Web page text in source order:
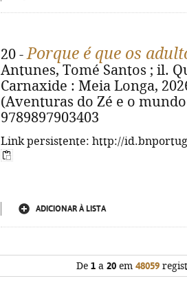
20 -Porque é que os
Antunes, Tomé Santos ; il.
Carnaxide : Meia Longa,
(Aventuras do Zé e o
9789897903403
Link persistente: http://
ADICIONAR À LISTA
De 1 a 20 em 48059